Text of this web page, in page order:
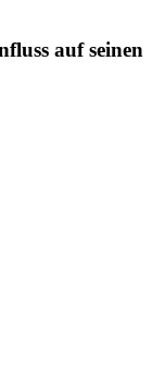
auf seinen